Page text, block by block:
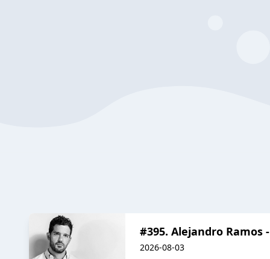
#395. Alejandro Ramos
2026-08-03